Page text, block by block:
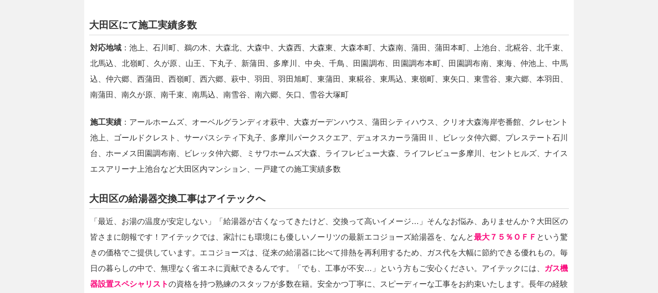
大田区にて施工実績多数
対応地域：池上、石川町、鵜の木、大森北、大森中、大森西、大森東、大森本町、大森南、蒲田、蒲田本町、上池台、北糀谷、北千束、
北馬込、北嶺町、久が原、山王、下丸子、新蒲田、多摩川、中央、千鳥、田園調布、田園調布本町、田園調布南、東海、仲池上、中馬
込、仲六郷、西蒲田、西嶺町、西六郷、萩中、羽田、羽田旭町、東蒲田、東糀谷、東馬込、東嶺町、東矢口、東雪谷、東六郷、本羽田、
南蒲田、南久が原、南千束、南馬込、南雪谷、南六郷、矢口、雪谷大塚町
施工実績：アールホームズ、オーベルグランディオ萩中、大森ガーデンハウス、蒲田シティハウス、クリオ大森海岸壱番館、クレセント
池上、ゴールドクレスト、サーパスシティ下丸子、多摩川パークスクエア、デュオスカーラ蒲田Ⅱ、ビレッタ仲六郷、プレステート石川
台、ホーメス田園調布南、ビレッタ仲六郷、ミサワホームズ大森、ライフレビュー大森、ライフレビュー多摩川、セントヒルズ、ナイス
エスアリーナ上池台など大田区内マンション、一戸建ての施工実績多数
大田区の給湯器交換工事はアイテックへ
「最近、お湯の温度が安定しない」「給湯器が古くなってきたけど、交換って高いイメージ…」そんなお悩み、ありませんか？大田区の
皆さまに朗報です！アイテックでは、家計にも環境にも優しいノーリツの最新エコジョーズ給湯器を、なんと最大７５％ＯＦＦ という驚
きの価格でご提供しています。エコジョーズは、従来の給湯器に比べて排熱を再利用するため、ガス代を大幅に節約できる優れもの。毎
日の暮らしの中で、無理なく省エネに貢献できるんです。「でも、工事が不安…」という方もご安心ください。アイテックには、 ガス機
器設置スペシャリストの資格を持つ熟練のスタッフが多数在籍。安全かつ丁寧に、スピーディーな工事をお約束いたします。長年の経験